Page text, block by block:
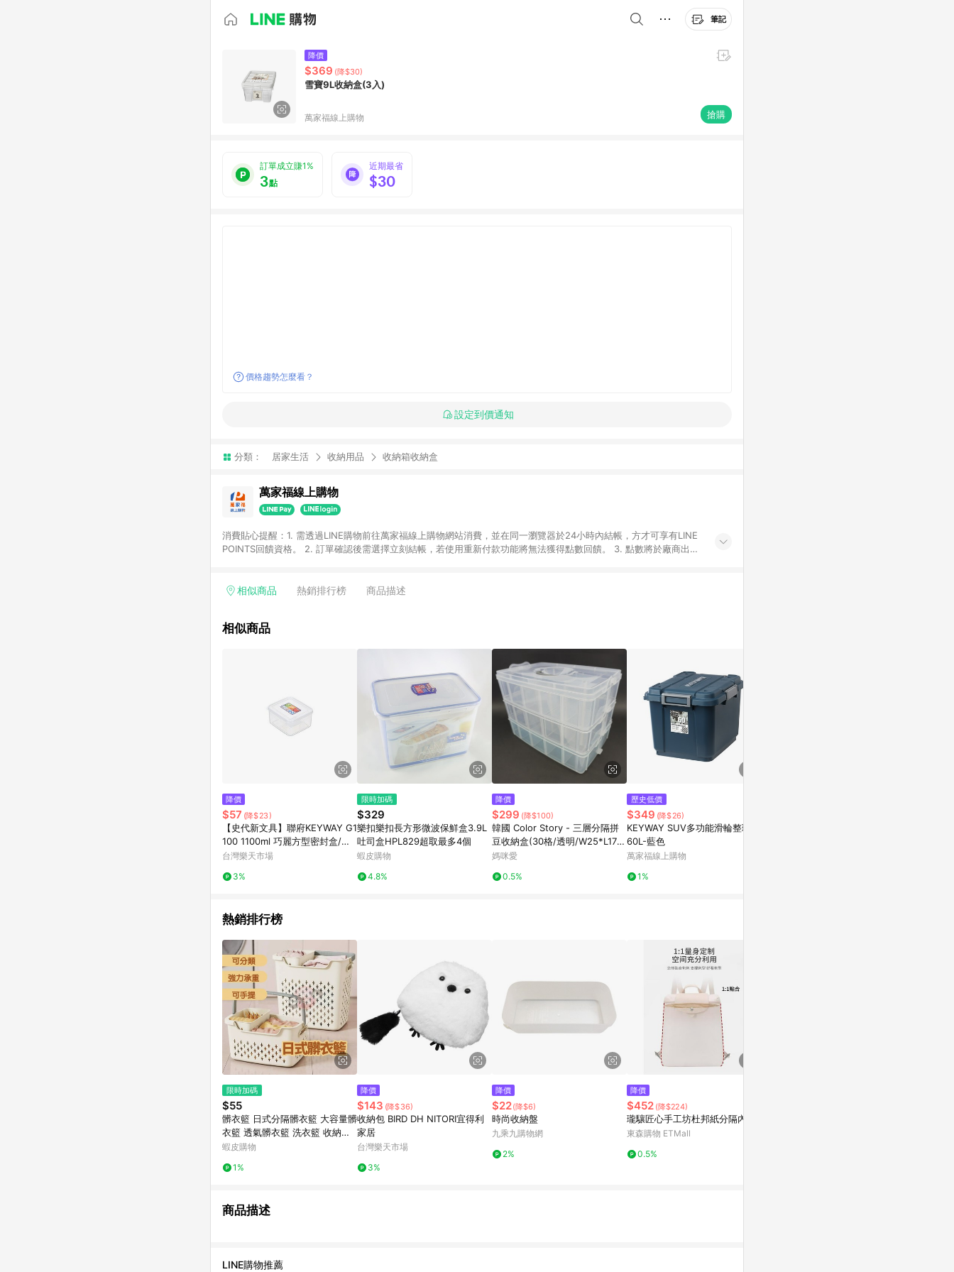
筆記
降價
$369 (降$30)
雪寶9L收納盒(3入)
萬家福線上購物 搶購
訂單成立賺1%
3點
近期最省
$30
價格趨勢怎麼看？
設定到價通知
分類： 居家生活 收納用品 收納箱收納盒
萬家福線上購物
消費貼心提醒：1. 需透過LINE購物前往萬家福線上購物網站消費，並在同一瀏覽器於24小時內結帳，方才可享有LINE
POINTS回饋資格。 2. 訂單確認後需選擇立刻結帳，若使用重新付款功能將無法獲得點數回饋。 3. 點數將於廠商出貨
留時間內聯絡客服中心，並由康達盛通生活事業股份有限公司方進行訂單資格確認。 康達盛通線上購物希望提供簡
相似商品 熱銷排行榜 商品描述
相似商品
降價
$57 (降$23)
【史代新文具】聯府KEYWAY G1
100 1100ml 巧麗方型密封盒/保
鮮盒/收納盒/整理盒
台灣樂天市場
3%
限時加碼
$329
樂扣樂扣長方形微波保鮮盒3.9L
吐司盒HPL829超取最多4個
蝦皮購物
4.8%
降價
$299 (降$100)
韓國 Color Story - 三層分隔拼
豆收納盒(30格/透明/W25*L17*
H18.5cm)
媽咪愛
0.5%
歷史低價
$349 (降$26)
KEYWAY SUV多功能滑輪整理箱
60L-藍色
萬家福線上購物
1%
熱銷排行榜
限時加碼
$55
髒衣籃 日式分隔髒衣籃 大容量髒
衣籃 透氣髒衣籃 洗衣籃 收納籃
收納框 分類收納籃 洗衣收納 手
蝦皮購物
1%
降價
$143 (降$36)
收納包 BIRD DH NITORI宜得利
家居
台灣樂天市場
3%
降價
$22(降$6)
時尚收納盤
九乘九購物網
2%
降價
$452 (降$224)
瓏驤匠心手工坊杜邦紙分隔內膽
東森購物 ETMall
0.5%
商品描述
LINE購物推薦